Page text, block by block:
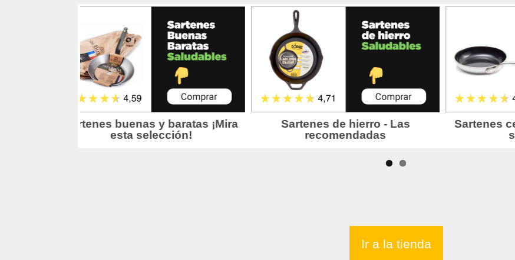
Ir a la tienda